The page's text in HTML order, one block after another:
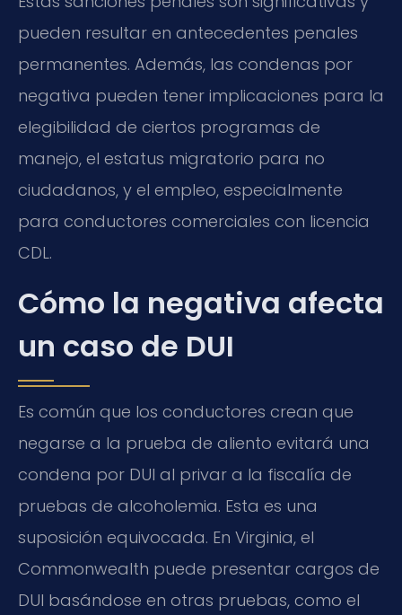
pueden resultar en antecedentes penales
permanentes. Además, las condenas por
negativa pueden tener implicaciones para la
elegibilidad de ciertos programas de
manejo, el estatus migratorio para no
ciudadanos, y el empleo, especialmente
para conductores comerciales con licencia
CDL.
Cómo la negativa afecta
un caso de DUI
Es común que los conductores crean que
negarse a la prueba de aliento evitará una
condena por DUI al privar a la fiscalía de
pruebas de alcoholemia. Esta es una
suposición equivocada. En Virginia, el
Commonwealth puede presentar cargos de
DUI basándose en otras pruebas, como el